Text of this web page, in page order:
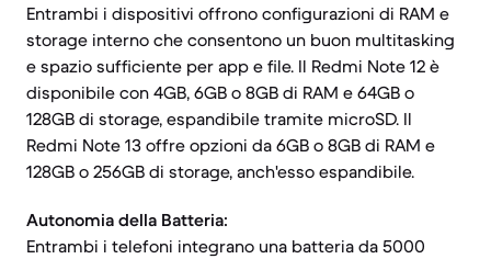
Entrambi i dispositivi offrono configurazioni di RAM e
storage interno che consentono un buon multitasking
e spazio sufficiente per app e file. Il Redmi Note 12 è
disponibile con 4GB, 6GB o 8GB di RAM e 64GB o
128GB di storage, espandibile tramite microSD. Il
Redmi Note 13 offre opzioni da 6GB o 8GB di RAM e
128GB o 256GB di storage, anch'esso espandibile.
Autonomia della Batteria:
Entrambi i telefoni integrano una batteria da 5000